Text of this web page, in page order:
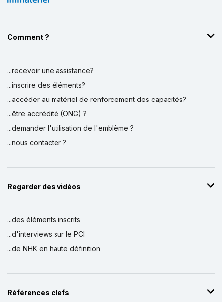
Comment ?
...recevoir une assistance?
...inscrire des éléments?
...accéder au matériel de renforcement des capacités?
...être accrédité (ONG) ?
...demander l'utilisation de l'emblème ?
...nous contacter ?
Regarder des vidéos
...des éléments inscrits
...d'interviews sur le PCI
...de NHK en haute définition
Références clefs